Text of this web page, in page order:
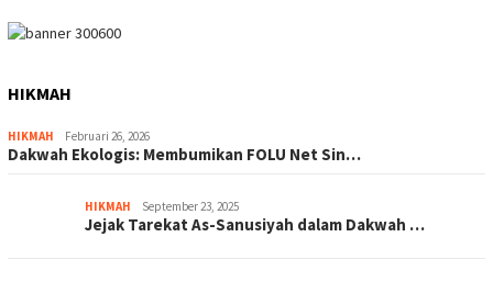
HIKMAH
HIKMAH Februari 26, 2026
Dakwah Ekologis: Membumikan FOLU Net Sin…
HIKMAH September 23, 2025
Jejak Tarekat As-Sanusiyah dalam Dakwah …